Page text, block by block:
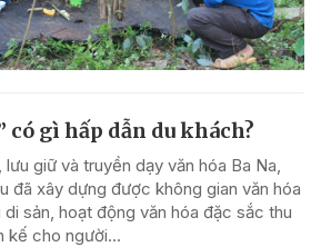
có gì hấp dẫn du khách?
giữ và truyền dạy văn hóa Ba Na,
đã xây dựng được không gian văn hóa
di sản, hoạt động văn hóa đặc sắc thu
kế cho người...